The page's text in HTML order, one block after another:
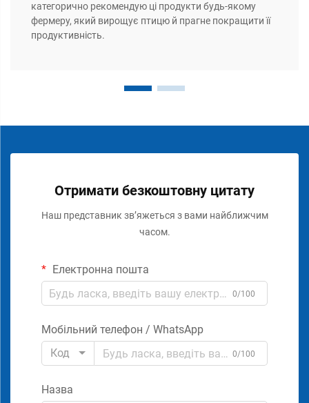
категорично рекомендую ці продукти будь-якому
фермеру, який вирощує птицю й прагне покращити її
продуктивність.
Отримати безкоштовну цитату
Наш представник зв’яжеться з вами найближчим
часом.
Електронна пошта
0/100
Мобільний телефон / WhatsApp
Код
0/100
Назва